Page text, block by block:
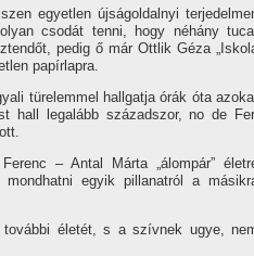
egyetlen újságoldal­nyi
csodát tenni, hogy néhány
pedig ő már Ottlik Géza
papí­rlapra.
türelemmel hallgatja órák óta
hall legalább századszor, no de
– Antal Márta „álompár”
egyik pilla­natról a
életét, s a szí­vnek ugye,